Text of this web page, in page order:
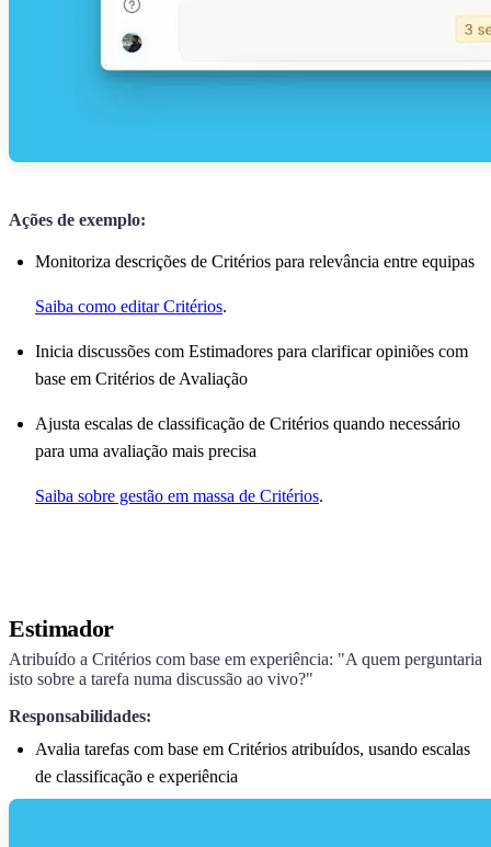
Ações de exemplo:
Monitoriza descrições de Critérios para relevância entre equipas
Saiba como editar Critérios.
Inicia discussões com Estimadores para clarificar opiniões com
base em Critérios de Avaliação
Ajusta escalas de classificação de Critérios quando necessário
para uma avaliação mais precisa
Saiba sobre gestão em massa de Critérios.
Estimador
Atribuído a Critérios com base em experiência: "A quem perguntaria
isto sobre a tarefa numa discussão ao vivo?"
Responsabilidades:
Avalia tarefas com base em Critérios atribuídos, usando escalas
de classificação e experiência